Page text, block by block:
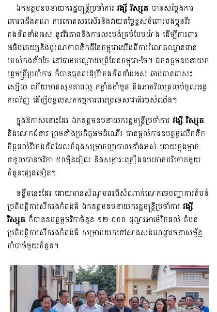
ឯកឧត្តមឧបនាយករដ្ឋមន្ត្រីប្រចាំការ វង្សី វិស្សុត បានសម្តែងការ
គោរពដឹងគុណ ការកោតសរសើរនិងវាយតម្លៃខ្ពស់ចំពោះបងប្អូនវីរ
កងទ័ពទាំងអស់ នូវវីរភាពនិងការលះបង់គ្រប់បែបយ៉ាង ដើម្បីការពារ
អធិបតេយ្យនិងបូរណភាពទឹកដីនៃកម្ពុជាយើងពីការរំលោភឈ្លានពាន
របស់កងទ័ពថៃ នៅតាមបណ្តោយព្រំដែនកម្ពុជា-ថៃ។ ឯកឧត្តមឧបនាយក
រដ្ឋមន្ត្រីប្រចាំការ ក៏បានជូនពរឱ្យវីរកងទ័ពទាំងអស់ ឆាប់បានជាសះ
ស្បើយ ហើយមានសុខភាពល្អ កម្លាំងមាំមួន និងអាចវិលត្រលប់ចូលអង្គ
ភាពវិញ ដើម្បីបន្តបេសកកម្មការពារប្រទេសជាតិរបស់យើង។
ក្នុងឱកាសនោះដែរ ឯកឧត្ដមឧបនាយករដ្ឋមន្រ្តី​ប្រចាំការ វង្សី វិស្សុត
និងលោកជំទាវ ព្រមទាំង​ប្រតិភូអមដំណើរ បានផ្ដល់ការឧបត្ថម្ភលើកទឹក
ចិត្តដល់វីរកងទ័ព​ដែលកំពុងសម្រាកព្យាបាលទាំងអស់ ដោយក្នុងម្នាក់
ទទួលបានថវិកា ៥០ម៉ឺនរៀល និងសម្ភារៈគ្រឿងឧបភោគបរិភោគមួយ
ចំនួន​ផ្សេងទៀត។
ទន្ទឹមនេះដែរ ដោយមានសំណូមពរពីសំណាក់លោកមេបញ្ជាការតំបន់
ប្រតិបត្តិការសឹករងកំពង់ធំ ឯកឧត្ដមឧបនាយករដ្ឋមន្រ្តី​ប្រចាំការ វង្សី
វិស្សុត ក៏បានឧបត្ថម្ភថវិកាចំនួន ១២ ០០០ ដុល្លារអាម៉េរិកដល់ តំបន់
ប្រតិបត្តិការសឹករងកំពង់ធំ សម្រាប់យកទៅសាងសង់ហេដ្ឋារចនាសម្ព័ន្ធ
ចាំបាច់មួយចំនួន។